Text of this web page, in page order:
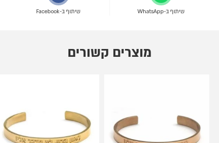
שיתוף ב-WhatsApp שיתוף ב-Facebook
מוצרים קשורים